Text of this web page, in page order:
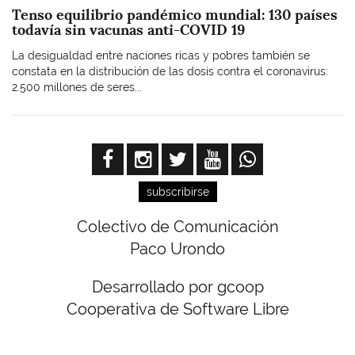
Tenso equilibrio pandémico mundial: 130 países
todavía sin vacunas anti-COVID 19
La desigualdad entre naciones ricas y pobres también se
constata en la distribución de las dosis contra el coronavirus:
2.500 millones de seres...
subscribirse
Colectivo de Comunicación
Paco Urondo
Desarrollado por gcoop
Cooperativa de Software Libre